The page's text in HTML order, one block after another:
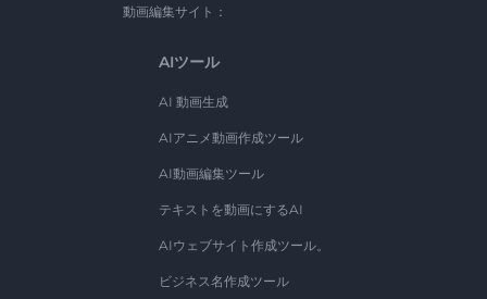
動画編集サイト：
AIツール
AI 動画生成
AIアニメ動画作成ツール
AI動画編集ツール
テキストを動画にするAI
AIウェブサイト作成ツール。
ビジネス名作成ツール